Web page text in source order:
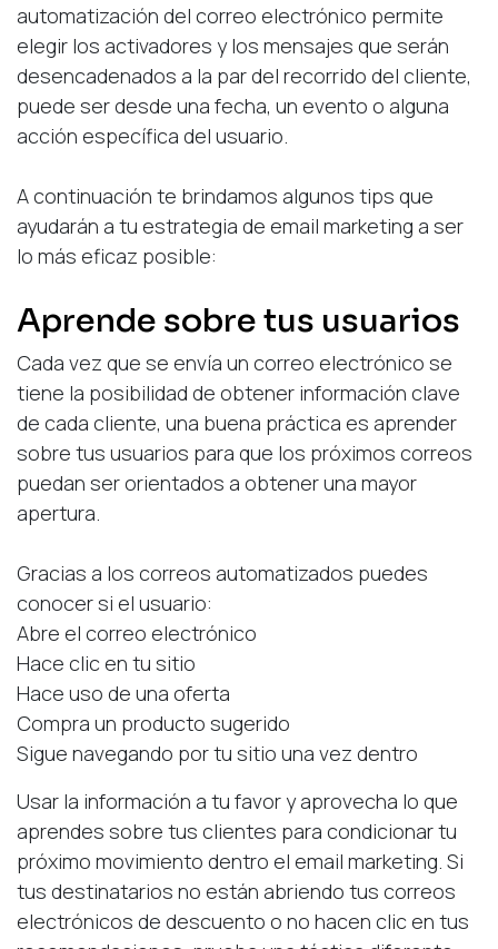
automatización del correo electrónico permite
elegir los activadores y los mensajes que serán
desencadenados a la par del recorrido del cliente,
puede ser desde una fecha, un evento o alguna
acción específica del usuario.
A continuación te brindamos algunos tips que
ayudarán a tu estrategia de email marketing a ser
lo más eficaz posible:
Aprende sobre tus usuarios
Cada vez que se envía un correo electrónico se
tiene la posibilidad de obtener información clave
de cada cliente, una buena práctica es aprender
sobre tus usuarios para que los próximos correos
puedan ser orientados a obtener una mayor
apertura.
Gracias a los correos automatizados puedes
conocer si el usuario:
Abre el correo electrónico
Hace clic en tu sitio
Hace uso de una oferta
Compra un producto sugerido
Sigue navegando por tu sitio una vez dentro
Usar la información a tu favor y aprovecha lo que
aprendes sobre tus clientes para condicionar tu
próximo movimiento dentro el email marketing. Si
tus destinatarios no están abriendo tus correos
electrónicos de descuento o no hacen clic en tus